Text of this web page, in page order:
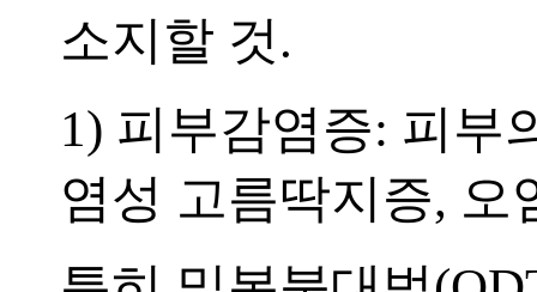
소지할 것.
1) 피부감염증: 피부
염성 고름딱지증, 오